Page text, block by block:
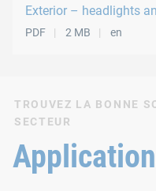
Exterior – headlights
PDF 2 MB en
TROUVEZ LA BONNE
SECTEUR